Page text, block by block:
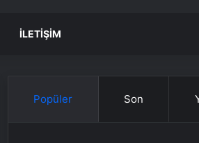
İLETIŞIM
Popüler Son